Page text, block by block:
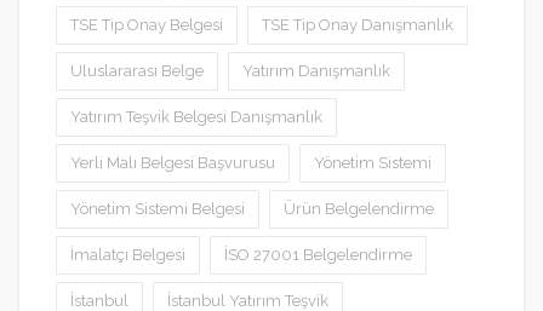
TSE Tip Onay Belgesi TSE Tip Onay Danışmanlık
Uluslararası Belge Yatırım Danışmanlık
Yatırım Teşvik Belgesi Danışmanlık
Yerli Malı Belgesi Başvurusu Yönetim Sistemi
Yönetim Sistemi Belgesi Ürün Belgelendirme
İmalatçı Belgesi İSO 27001 Belgelendirme
İstanbul İstanbul Yatırım Teşvik